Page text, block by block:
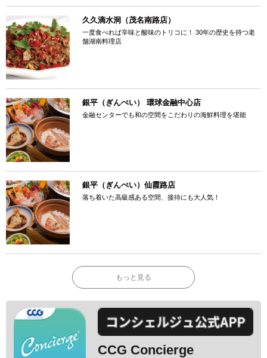
久久滴水洞（茂名南路店）
一度食べれば辛味と酸味のトリコに！ 30年の歴史を持つ老
舗湖南料理店
銀平（ぎんぺい） 環球金融中心店
金融センターでも和の空間をこだわりの海鮮料理を堪能
銀平（ぎんぺい）仙霞路店
落ち着いた高級感ある空間、接待にも大人気！
もっと見る
CCG Concierge